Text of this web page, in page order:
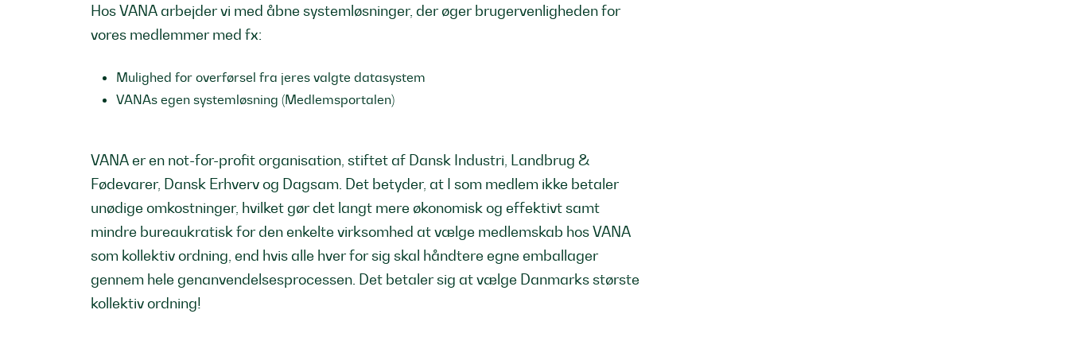
Hos VANA arbejder vi med åbne systemløsninger, der øger brugervenligheden for
vores medlemmer med fx:
Mulighed for overførsel fra jeres valgte datasystem
VANAs egen systemløsning (Medlemsportalen)
VANA er en not-for-profit organisation, stiftet af Dansk Industri, Landbrug &
Fødevarer, Dansk Erhverv og Dagsam. Det betyder, at I som medlem ikke betaler
unødige omkostninger, hvilket gør det langt mere økonomisk og effektivt samt
mindre bureaukratisk for den enkelte virksomhed at vælge medlemskab hos VANA
som kollektiv ordning, end hvis alle hver for sig skal håndtere egne emballager
gennem hele genanvendelsesprocessen. Det betaler sig at vælge Danmarks største
kollektiv ordning!